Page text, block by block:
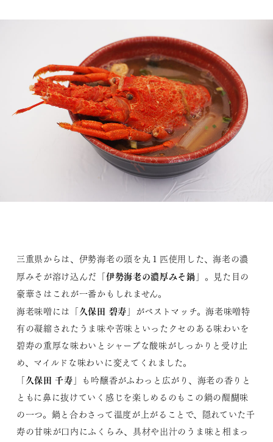
三重県からは、伊勢海老の頭を丸１匹使用した、海老の濃
厚みそが溶け込んだ「伊勢海老の濃厚みそ鍋 」。見た目の
豪華さはこれが一番かもしれません。
海老味噌には「久保田 碧寿 」がベストマッチ。海老味噌特
有の凝縮されたうま味や苦味といったクセのある味わいを
碧寿の重厚な味わいとシャープな酸味がしっかりと受け止
め、マイルドな味わいに変えてくれました。
「久保田 千寿 」も吟醸香がふわっと広がり、海老の香りと
ともに鼻に抜けていく感じを楽しめるのもこの鍋の醍醐味
の一つ。鍋と合わさって温度が上がることで、隠れていた千
寿の甘味が口内にふくらみ、具材や出汁のうま味と相まっ